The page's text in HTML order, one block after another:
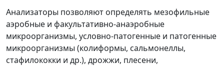
Анализаторы позволяют определять мезофильные
аэробные и факультативно-анаэробные
микроорганизмы, условно-патогенные и патогенные
микроорганизмы (колиформы, сальмонеллы,
стафилококки и др.), дрожжи, плесени,